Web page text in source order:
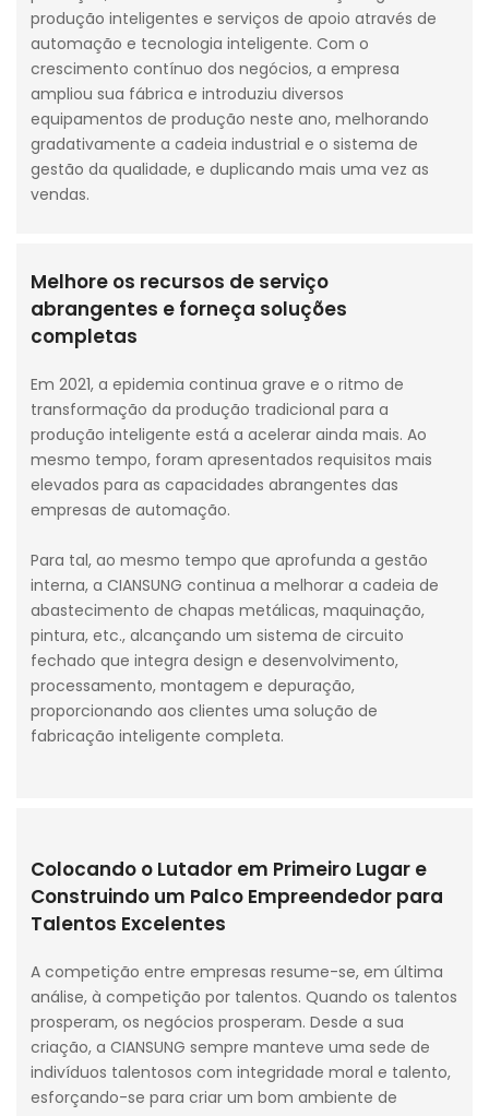
produção inteligentes e serviços de apoio através de
automação e tecnologia inteligente. Com o
crescimento contínuo dos negócios, a empresa
ampliou sua fábrica e introduziu diversos
equipamentos de produção neste ano, melhorando
gradativamente a cadeia industrial e o sistema de
gestão da qualidade, e duplicando mais uma vez as
vendas.
Melhore os recursos de serviço
abrangentes e forneça soluções
completas
Em 2021, a epidemia continua grave e o ritmo de
transformação da produção tradicional para a
produção inteligente está a acelerar ainda mais. Ao
mesmo tempo, foram apresentados requisitos mais
elevados para as capacidades abrangentes das
empresas de automação.
Para tal, ao mesmo tempo que aprofunda a gestão
interna, a CIANSUNG continua a melhorar a cadeia de
abastecimento de chapas metálicas, maquinação,
pintura, etc., alcançando um sistema de circuito
fechado que integra design e desenvolvimento,
processamento, montagem e depuração,
proporcionando aos clientes uma solução de
fabricação inteligente completa.
Colocando o Lutador em Primeiro Lugar e
Construindo um Palco Empreendedor para
Talentos Excelentes
A competição entre empresas resume-se, em última
análise, à competição por talentos. Quando os talentos
prosperam, os negócios prosperam. Desde a sua
criação, a CIANSUNG sempre manteve uma sede de
indivíduos talentosos com integridade moral e talento,
esforçando-se para criar um bom ambiente de